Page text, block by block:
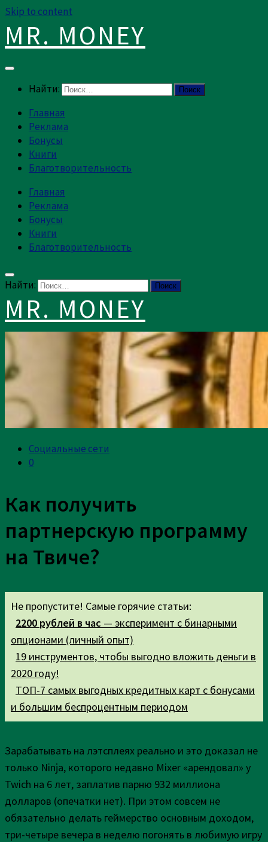
Skip to content
MR. MONEY
Найти:
Главная
Реклама
Бонусы
Книги
Благотворительность
Главная
Реклама
Бонусы
Книги
Благотворительность
Найти:
MR. MONEY
Социальные сети
0
Как получить
партнерскую программу
на Твиче?
Не пропустите! Самые горячие статьи:
2200 рублей в час — эксперимент с бинарными
опционами (личный опыт)
19 инструментов, чтобы выгодно вложить деньги в
2020 году!
ТОП-7 самых выгодных кредитных карт с бонусами
и большим беспроцентным периодом
Зарабатывать на лэтсплеях реально и это доказал не
только Ninja, которого недавно Mixer «арендовал» у
Twich на 6 лет, заплатив парню 932 миллиона
долларов (опечатки нет). При этом совсем не
обязательно делать геймерство основным доходом,
три-четыре вечера в неделю погонять в любимую игру